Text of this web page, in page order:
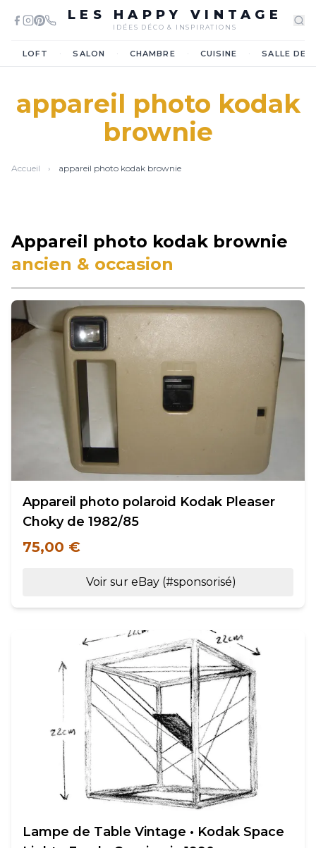
LES HAPPY VINTAGE
IDÉES DÉCO & INSPIRATIONS
LOFT SALON CHAMBRE CUISINE SALLE DE
appareil photo kodak
brownie
Accueil › appareil photo kodak brownie
Appareil photo kodak brownie
ancien & occasion
Appareil photo polaroid Kodak Pleaser
Choky de 1982/85
75,00 €
Voir sur eBay (#sponsorisé)
Lampe de Table Vintage • Kodak Space